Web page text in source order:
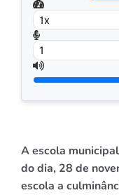
A escola
do dia, 28 de
escola a